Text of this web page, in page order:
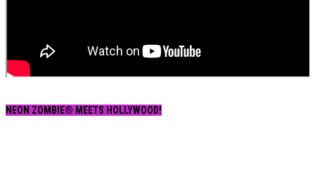
NEON ZOMBIE® MEETS HOLLYWOOD!